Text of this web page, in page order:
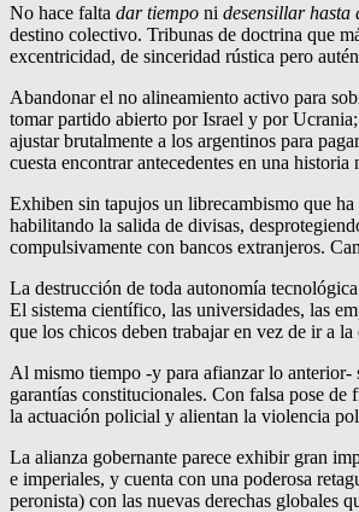
No hace falta dar tiempo ni desensillar hasta
destino colectivo. Tribunas de doctrina que
excentricidad, de sinceridad rústica pero
Abandonar el no alineamiento activo para
tomar partido abierto por Israel y por
ajustar brutalmente a los argentinos para
cuesta encontrar antecedentes en una
Exhiben sin tapujos un librecambismo que
habilitando la salida de divisas,
compulsivamente con bancos extranjeros.
La destrucción de toda autonomía
El sistema científico, las universidades, las
que los chicos deben trabajar en vez de ir a
Al mismo tiempo -y para afianzar lo anterior-
garantías constitucionales. Con falsa pose
la actuación policial y alientan la violencia
La alianza gobernante parece exhibir gran
e imperiales, y cuenta con una poderosa
peronista) con las nuevas derechas globales